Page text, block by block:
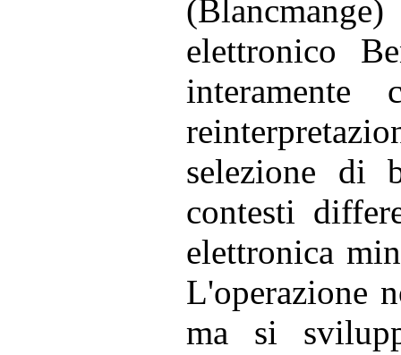
elettronico
selezione di
contesti
elettronica
L'operazione
ma si